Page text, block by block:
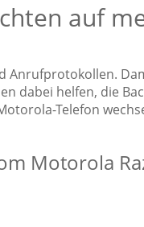
auf
Anrufprotokollen.
dabei helfen, die
Telefon
Motorola